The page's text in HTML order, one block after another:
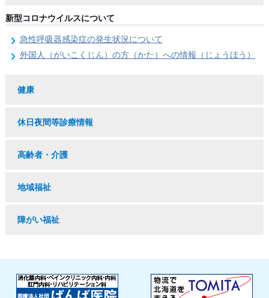
新型コロナウイルスについて
急性呼吸器感染症の発生状況について
外国人（がいこくじん）の方（かた）への情報（じょうほう）
健康
休日夜間等診療情報
高齢者・介護
地域福祉
障がい福祉